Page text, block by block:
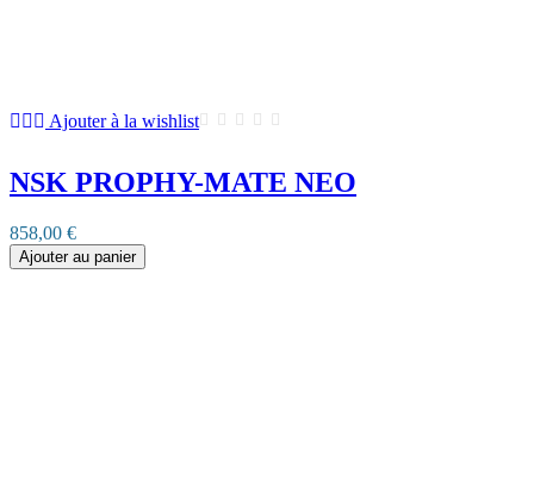
Ajouter à la wishlist
NSK PROPHY-MATE NEO
858,00 €
Ajouter au panier